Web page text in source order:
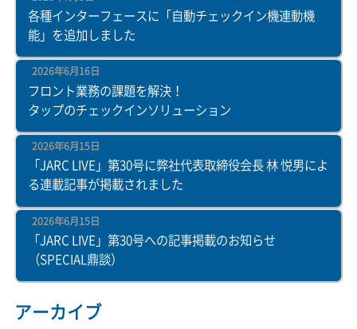
各種インターフェースに「自動チェックイン機連動機
能」を追加しました
フロント業務の課題を解決！
タップのチェックインソリューション
2026年6月16日
「JARC LIVE」第30号に弊社代表取締役会長 林 悦男によ
る連載記事が掲載されました
2026年6月15日
「JARC LIVE」第30号への記事掲載のお知らせ
（SPECIAL鼎談）
2026年6月15日
アーカイブ